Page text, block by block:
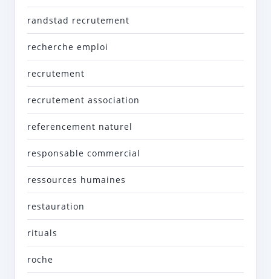
randstad recrutement
recherche emploi
recrutement
recrutement association
referencement naturel
responsable commercial
ressources humaines
restauration
rituals
roche